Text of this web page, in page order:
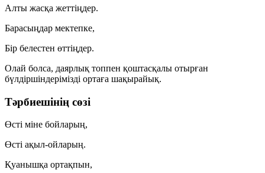
Алты жасқа жеттіңдер.
Барасыңдар мектепке,
Бір белестен өттіңдер.
Олай болса, даярлық топпен қоштасқалы отырған
бүлдіршіндерімізді ортаға шақырайық.
Тәрбиешінің сөзі
Өсті міне бойларың,
Өсті ақыл-ойларың.
Қуанышқа ортақпын,